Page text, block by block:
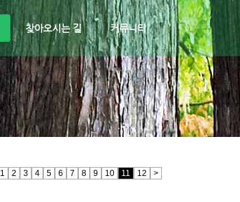
찾아오시는 길 커뮤니티
1 2 3 4 5 6 7 8 9 10 11 12 >